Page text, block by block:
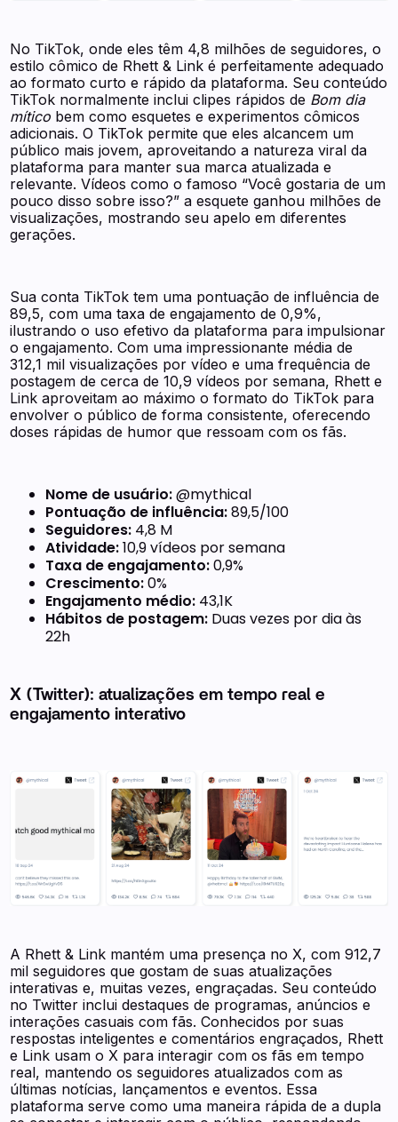
No TikTok, onde eles têm 4,8 milhões de seguidores, o
estilo cômico de Rhett & Link é perfeitamente adequado
ao formato curto e rápido da plataforma. Seu conteúdo
TikTok normalmente inclui clipes rápidos de Bom dia
mítico bem como esquetes e experimentos cômicos
adicionais. O TikTok permite que eles alcancem um
público mais jovem, aproveitando a natureza viral da
plataforma para manter sua marca atualizada e
relevante. Vídeos como o famoso “Você gostaria de um
pouco disso sobre isso?” a esquete ganhou milhões de
visualizações, mostrando seu apelo em diferentes
gerações.
Sua conta TikTok tem uma pontuação de influência de
89,5, com uma taxa de engajamento de 0,9%,
ilustrando o uso efetivo da plataforma para impulsionar
o engajamento. Com uma impressionante média de
312,1 mil visualizações por vídeo e uma frequência de
postagem de cerca de 10,9 vídeos por semana, Rhett e
Link aproveitam ao máximo o formato do TikTok para
envolver o público de forma consistente, oferecendo
doses rápidas de humor que ressoam com os fãs.
Nome de usuário:@mythical
Pontuação de influência:89,5/100
Seguidores: 4,8 M
Atividade:10,9 vídeos por semana
Taxa de engajamento:0,9%
Crescimento:0%
Engajamento médio: 43,1K
Hábitos de postagem: Duas vezes por dia às
22h
X (Twitter): atualizações em tempo real e
engajamento interativo
A Rhett & Link mantém uma presença no X, com 912,7
mil seguidores que gostam de suas atualizações
interativas e, muitas vezes, engraçadas. Seu conteúdo
no Twitter inclui destaques de programas, anúncios e
interações casuais com fãs. Conhecidos por suas
respostas inteligentes e comentários engraçados, Rhett
e Link usam o X para interagir com os fãs em tempo
real, mantendo os seguidores atualizados com as
últimas notícias, lançamentos e eventos. Essa
plataforma serve como uma maneira rápida de a dupla